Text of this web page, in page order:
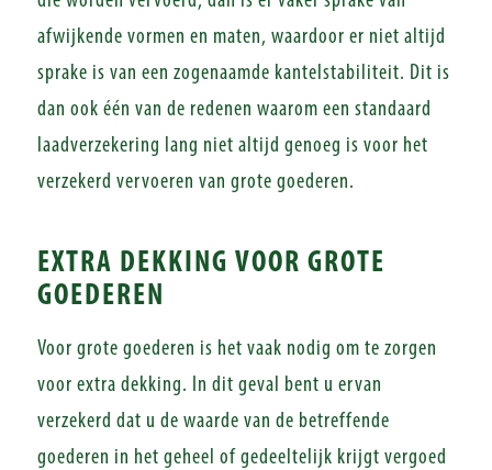
afwijkende vormen en maten, waardoor er niet altijd
sprake is van een zogenaamde kantelstabiliteit. Dit is
dan ook één van de redenen waarom een standaard
laadverzekering lang niet altijd genoeg is voor het
verzekerd vervoeren van grote goederen.
EXTRA DEKKING VOOR GROTE
GOEDEREN
Voor grote goederen is het vaak nodig om te zorgen
voor extra dekking. In dit geval bent u ervan
verzekerd dat u de waarde van de betreffende
goederen in het geheel of gedeeltelijk krijgt vergoed